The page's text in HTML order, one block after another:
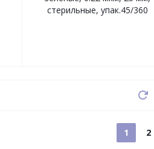
стерильные, упак.45/360
1 2